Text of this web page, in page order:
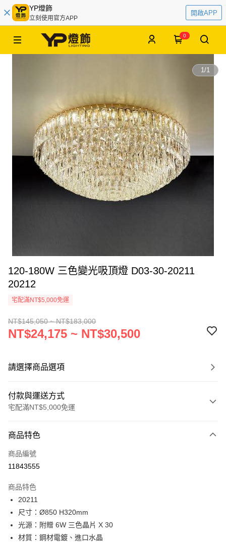
YP燈飾
立刻使用官方APP
開啟APP
0
1/1
120-180W 三色變光吸頂燈 D03-30-20211
20212
宅配滿NT$5,000免運
NT$145,050 ~ NT$183,000
NT$24,175 ~ NT$30,500
請選擇商品選項
付款與運送方式
宅配滿NT$5,000免運
信用卡一次付款
LINE Pay
街口支付
悠遊付
Google Pay
商品特色
商品編號
11843555
商品特色
20211
尺寸：Ø850 H320mm
光源：附贈 6W 三色晶片 X 30
材質：鋼材電鍍、進口水晶